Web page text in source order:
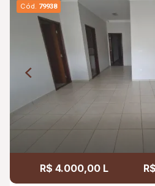
Cód. 79938
R$ 4.000,00 L